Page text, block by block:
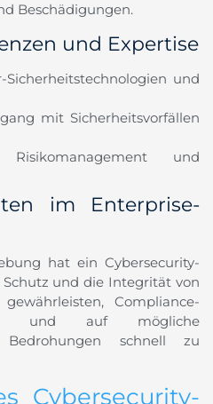
Beschädigungen.
und Expertise
Sicherheitstechnologien und
mit Sicherheitsvorfällen
und
im Enterprise-
hat ein Cybersecurity-
und die Integrität von
Compliance-
und auf mögliche
Bedrohungen schnell zu
Cybersecurity-